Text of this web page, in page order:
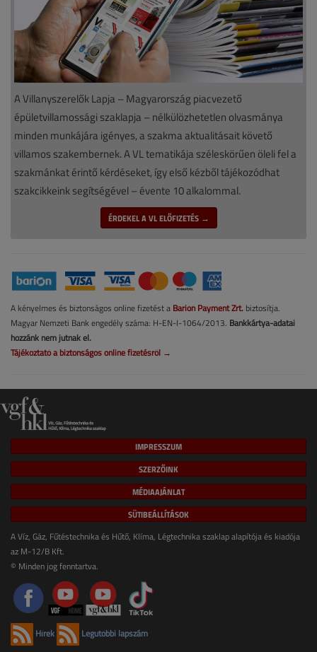
A Villanyszerelők Lapja – Magyarország piacvezető
épületvillamossági szaklapja – nélkülözhetetlen olvasmánya
minden munkájára igényes, a szakma aktualitásait követő
villamos szakembernek. A VL tematikája széleskörűen öleli fel a
szakmánkat érintő kérdéseket, így első kézből tájékozódhat
szakcikkeink segítségével – évente 10 alkalommal.
ÉRDEKEL A VL ELŐFIZETÉS →
A kényelmes és biztonságos online fizetést a Barion Payment Zrt. biztosítja.
Magyar Nemzeti Bank engedély száma: H-EN-I-1064/2013. Bankkártya-adatai
hozzánk nem jutnak el.
Tájékoztató a biztonságos online fizetésről →
IMPRESSZUM
SZERZŐINK
MÉDIAAJÁNLAT
SÜTIBEÁLLÍTÁSOK
A Víz, Gáz, Fűtéstechnika és Hűtő, Klíma, Légtechnika szaklap alapítója és kiadója
az M-12/B Kft.
© Minden jog fenntartva.
Hírek Legutóbbi lapszám